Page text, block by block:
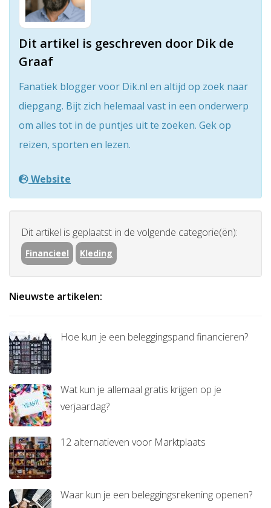
Dit artikel is geschreven door Dik de
Graaf
Fanatiek blogger voor Dik.nl en altijd op zoek naar
diepgang. Bijt zich helemaal vast in een onderwerp
om alles tot in de puntjes uit te zoeken. Gek op
reizen, sporten en lezen.
Website
Dit artikel is geplaatst in de volgende categorie(ën):
Financieel Kleding
Nieuwste artikelen:
Hoe kun je een beleggingspand financieren?
Wat kun je allemaal gratis krijgen op je
verjaardag?
12 alternatieven voor Marktplaats
Waar kun je een beleggingsrekening openen?